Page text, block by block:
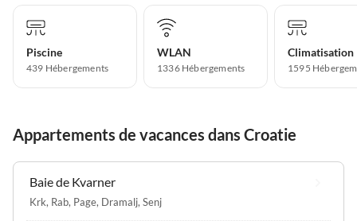
Piscine
439 Hébergements
WLAN
1336 Hébergements
Climatisation
1595
Appartements de vacances dans Croatie
Baie de Kvarner
Krk, Rab, Page, Dramalj, Senj